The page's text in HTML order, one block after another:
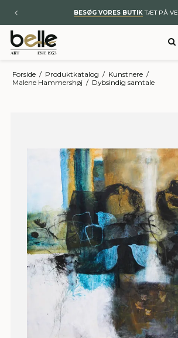
BESØG VORES BUTIKTÆT PÅ VEJLE
Forside / Produktkatalog / Kunstnere /
Malene Hammershøj / Dybsindig samtale